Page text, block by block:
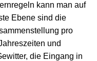
kann man auf
Ebene sind die
pro
und
die Eingang in